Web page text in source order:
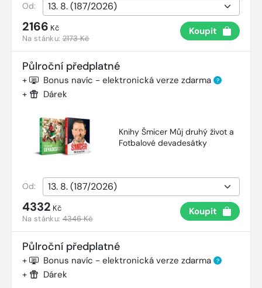
Od:
2166 Kč
Na stánku:2173 Kč
Koupit
Půlroční předplatné
+ Bonus navíc - elektronická verze zdarma ?
+ Dárek
Knihy Šmicer Můj druhý život a
Fotbalové devadesátky
Od:
4332 Kč
Na stánku:4346 Kč
Koupit
Půlroční předplatné
+ Bonus navíc - elektronická verze zdarma ?
+ Dárek